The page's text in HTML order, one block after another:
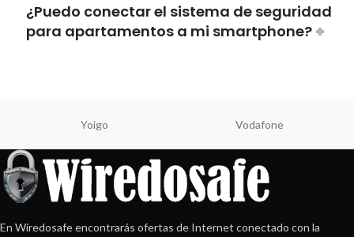
¿Puedo conectar el sistema de seguridad
para apartamentos a mi smartphone?
Yoigo Vodafone
En Wiredosafe encontrarás ofertas de Internet conectado con la